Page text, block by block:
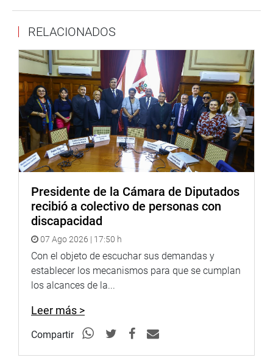
RELACIONADOS
Presidente de la Cámara de Diputados
recibió a colectivo de personas con
discapacidad
07 Ago 2026 | 17:50 h
Con el objeto de escuchar sus demandas y
establecer los mecanismos para que se cumplan
los alcances de la...
Leer más >
Compartir